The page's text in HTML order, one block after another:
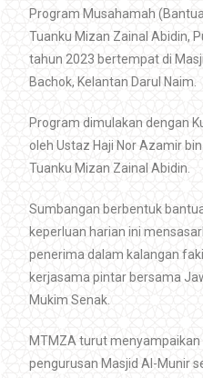
Program Musahamah
Tuanku Mizan Zainal Abidin,
tahun 2023 bertempat di
Bachok, Kelantan Darul Naim.
Program dimulakan dengan
oleh Ustaz Haji Nor Azamir
Tuanku Mizan Zainal Abidin.
Sumbangan berbentuk
keperluan harian ini
penerima dalam kalangan
kerjasama pintar bersama
Mukim Senak.
MTMZA turut
pengurusan Masjid Al-Munir